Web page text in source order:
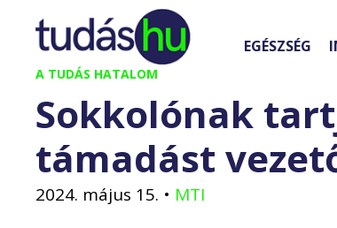
Kilépés
tartalomba
A TUDÁS HATALOM
EGÉSZSÉG
Sokkolónak
támadást
2024. május 15. • MTI